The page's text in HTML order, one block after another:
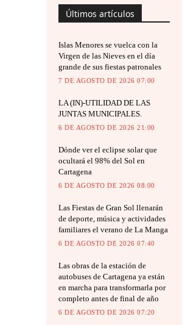
Últimos artículos
Islas Menores se vuelca con la
Virgen de las Nieves en el día
grande de sus fiestas patronales
7 DE AGOSTO DE 2026 07:00
LA (IN)-UTILIDAD DE LAS
JUNTAS MUNICIPALES.
6 DE AGOSTO DE 2026 21:00
Dónde ver el eclipse solar que
ocultará el 98% del Sol en
Cartagena
6 DE AGOSTO DE 2026 08:00
Las Fiestas de Gran Sol llenarán
de deporte, música y actividades
familiares el verano de La Manga
6 DE AGOSTO DE 2026 07:40
Las obras de la estación de
autobuses de Cartagena ya están
en marcha para transformarla por
completo antes de final de año
6 DE AGOSTO DE 2026 07:20